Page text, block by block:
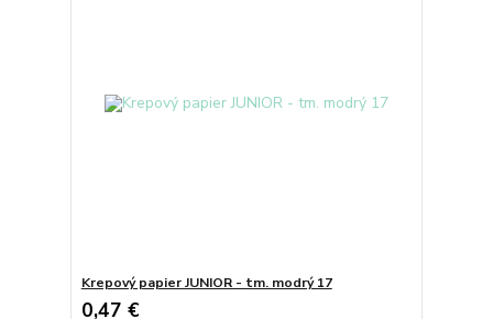
Krepový papier JUNIOR - tm. modrý 17
0,47 €